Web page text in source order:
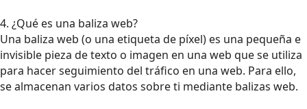
4. ¿Qué es una baliza web?
Una baliza web (o una etiqueta de píxel) es una pequeña e
invisible pieza de texto o imagen en una web que se utiliza
para hacer seguimiento del tráfico en una web. Para ello,
se almacenan varios datos sobre ti mediante balizas web.